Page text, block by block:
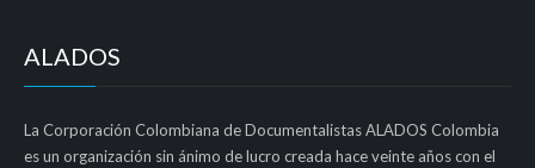
ALADOS
La Corporación Colombiana de Documentalistas ALADOS Colombia
es un organización sin ánimo de lucro creada hace veinte años con el